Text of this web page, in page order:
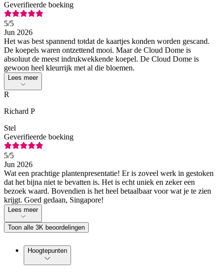
Geverifieerde boeking
5/5
Jun 2026
Het was best spannend totdat de kaartjes konden worden gescand.
De koepels waren ontzettend mooi. Maar de Cloud Dome is
absoluut de meest indrukwekkende koepel. De Cloud Dome is
gewoon heel kleurrijk met al die bloemen.
Lees meer
R
Richard P
Stel
Geverifieerde boeking
5/5
Jun 2026
Wat een prachtige plantenpresentatie! Er is zoveel werk in gestoken
dat het bijna niet te bevatten is. Het is echt uniek en zeker een
bezoek waard. Bovendien is het heel betaalbaar voor wat je te zien
krijgt. Goed gedaan, Singapore!
Lees meer
Toon alle 3K beoordelingen
Hoogtepunten